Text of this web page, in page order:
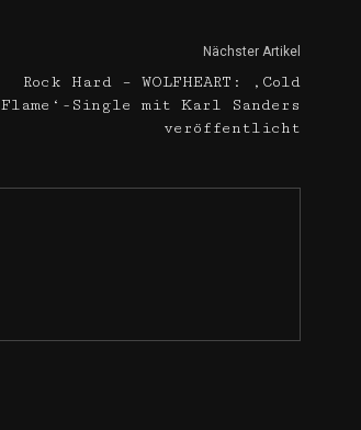
Nächster Artikel
Rock Hard – WOLFHEART: ‚Cold
Flame‘-Single mit Karl Sanders
veröffentlicht